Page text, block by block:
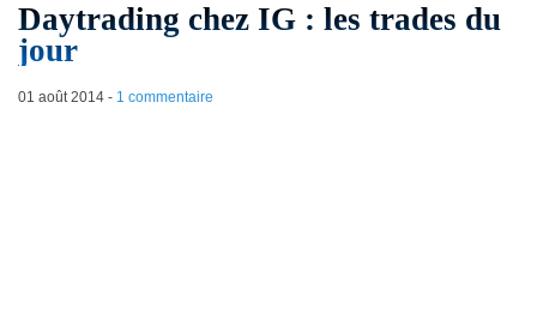
Daytrading chez IG : les trades du
jour
01 août 2014- 1 commentaire